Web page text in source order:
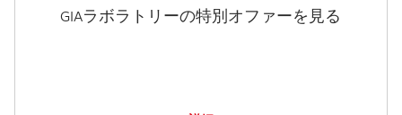
GIAラボラトリーの特別オファーを見る